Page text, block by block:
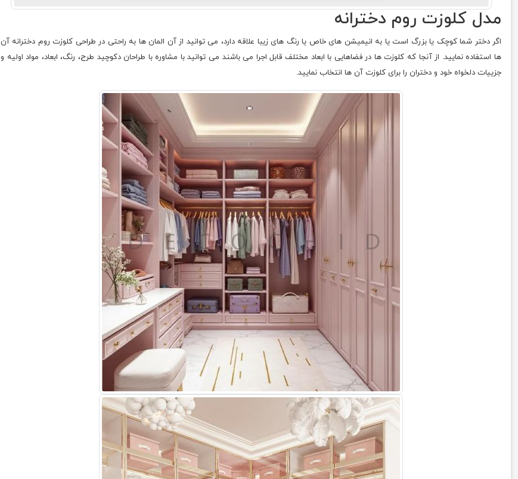
مدل کلوزت روم دخترانه
اگر دختر شما کوچک یا بزرگ است یا به انیمیشن های خاص یا رنگ های زیبا علاقه دارد، می توانید از آن المان ها به راحتی در طراحی کلوزت روم دخترانه آن
ها استفاده نمایید. از آنجا که کلوزت ها در فضاهایی با ابعاد مختلف قابل اجرا می باشند می توانید با مشاوره با طراحان دکوچید طرح، رنگ، ابعاد، مواد اولیه و
جزییات دلخواه خود و دختران را برای کلوزت آن ها انتخاب نمایید.